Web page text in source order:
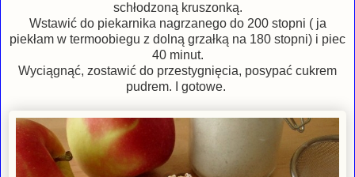
schłodzoną kruszonką.
Wstawić do piekarnika nagrzanego do 200 stopni ( ja
piekłam w termoobiegu z dolną grzałką na 180 stopni) i piec
40 minut.
Wyciągnąć, zostawić do przestygnięcia, posypać cukrem
pudrem. I gotowe.